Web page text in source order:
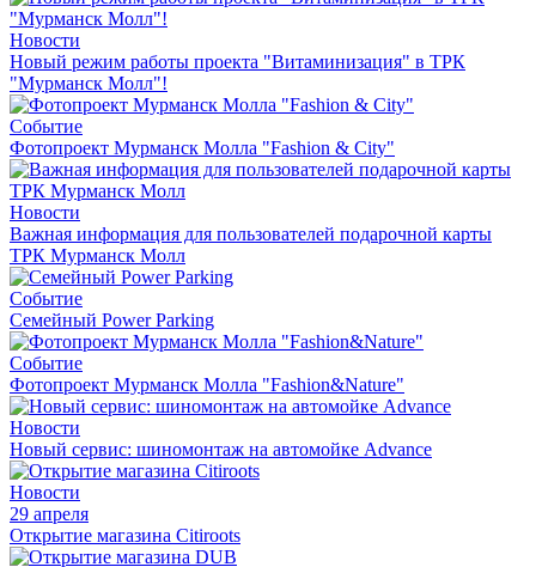
Новости
Новый режим работы проекта "Витаминизация" в ТРК
"Мурманск Молл"!
Событие
Фотопроект Мурманск Молла "Fashion & City"
Новости
Важная информация для пользователей подарочной карты
ТРК Мурманск Молл
Событие
Семейный Power Parking
Событие
Фотопроект Мурманск Молла "Fashion&Nature"
Новости
Новый сервис: шиномонтаж на автомойке Advance
Новости
29 апреля
Открытие магазина Citiroots